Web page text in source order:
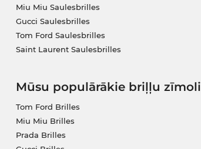
Miu Miu Saulesbrilles
Gucci Saulesbrilles
Tom Ford Saulesbrilles
Saint Laurent Saulesbrilles
Mūsu populārākie briļļu zīmoli
Tom Ford Brilles
Miu Miu Brilles
Prada Brilles